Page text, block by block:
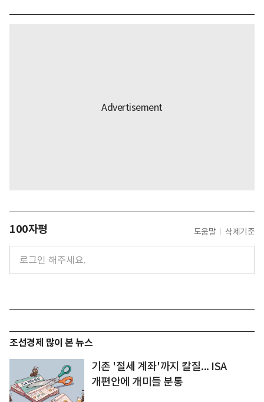
100자평 도움말 삭제기준
조선경제 많이 본 뉴스
기존 '절세 계좌'까지 칼질... ISA
개편안에 개미들 분통